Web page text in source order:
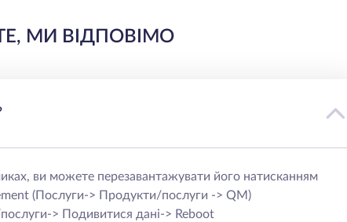
МИ ВІДПОВІМО
ви можете перезавантажувати його натисканням
(Послуги-> Продукти/послуги -> QM)
> Подивитися дані-> Reboot